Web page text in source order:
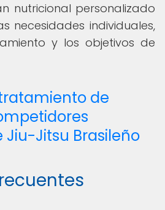
nutricional personalizado
necesidades individuales,
y los objetivos de
de
Jiu-Jitsu Brasileño